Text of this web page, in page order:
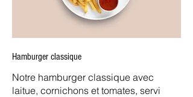
Hamburger classique
Notre hamburger classique avec
laitue, cornichons et tomates, servi